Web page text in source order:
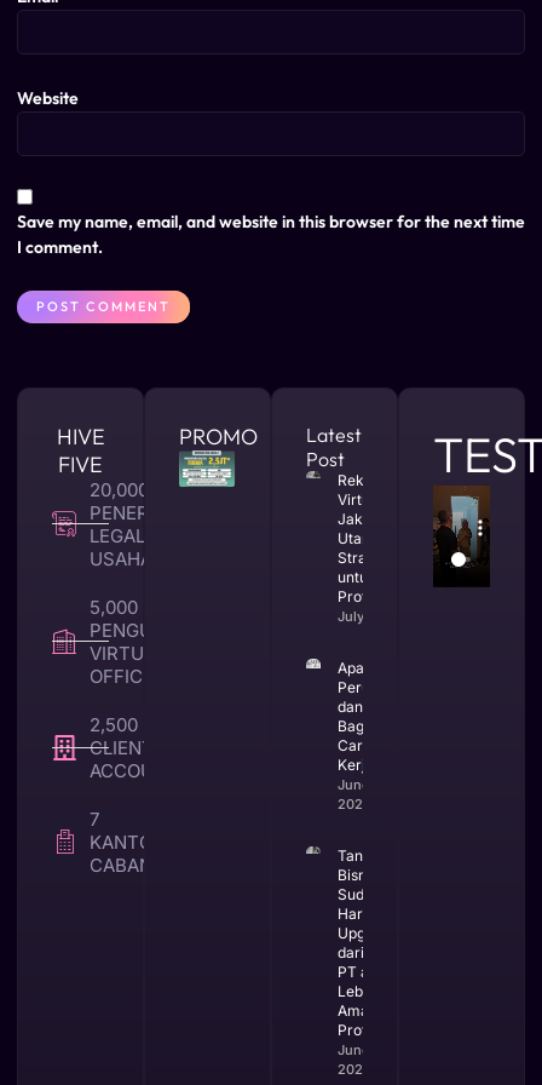
Website
Save my name, email, and website in this browser for the next time
I comment.
HIVE
FIVE
20,000 +
PENERBITAN
LEGALITAS
USAHA
5,000 +
PENGUNA
VIRTUAL
OFFICE
2,500 +
CLIENT TAX &
ACCOUNTING
7
KANTOR
CABANG
PROMO
Latest
Post
Rekomendasi
Virtual Office
Jakarta
Utara yang
Strategis
untuk Bisnis
Profesional
July 23, 2026
Apa Itu CV
Perusahaan
dan
Bagaimana
Cara
Kerjanya
June 25,
2026
Tanda
Bisnis
Sudah
Harus
Upgrade
dari CV ke
PT agar
Lebih
Aman dan
Profesional
June 23,
2026